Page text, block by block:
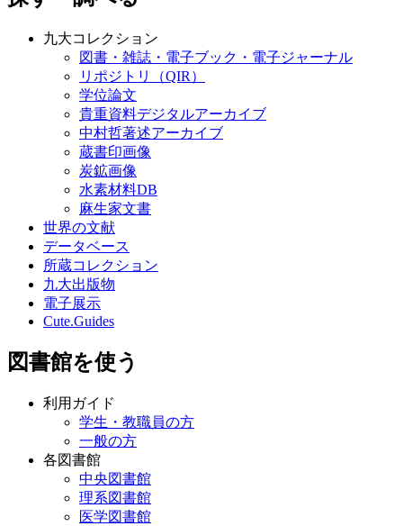
九大コレクション
図書・雑誌・電子ブック・電子ジャーナル
リポジトリ（QIR）
学位論文
貴重資料デジタルアーカイブ
中村哲著述アーカイブ
蔵書印画像
炭鉱画像
水素材料DB
麻生家文書
世界の文献
データベース
所蔵コレクション
九大出版物
電子展示
Cute.Guides
図書館を使う
利用ガイド
学生・教職員の方
一般の方
各図書館
中央図書館
理系図書館
医学図書館